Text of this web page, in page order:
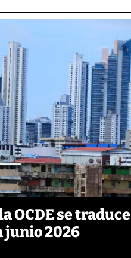
OCDE se traduce
junio 2026